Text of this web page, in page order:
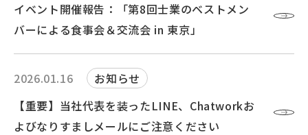
イベント開催報告：「第8回士業のベストメン
バーによる食事会＆交流会 in 東京」
2026.01.16
お知らせ
【重要】当社代表を装ったLINE、Chatworkお
よびなりすましメールにご注意ください